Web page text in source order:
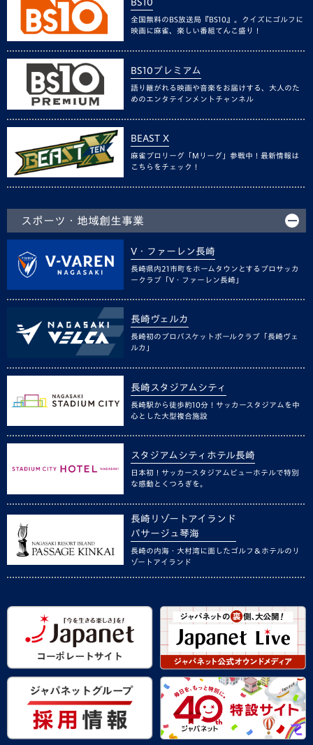
BS10
全国無料のBS放送局『BS10』。クイズにゴルフに
映画に麻雀、楽しい番組てんこ盛り！
BS10プレミアム
語り継がれる映画や音楽をお届けする、大人のた
めのエンタテインメントチャンネル
BEAST X
麻雀プロリーグ「Mリーグ」参戦中！最新情報は
こちらをチェック！
スポーツ・地域創生事業
V・ファーレン長崎
長崎県内21市町をホームタウンとするプロサッカ
ークラブ「V・ファーレン長崎」
長崎ヴェルカ
長崎初のプロバスケットボールクラブ「長崎ヴェ
ルカ」
長崎スタジアムシティ
長崎駅から徒歩約10分！サッカースタジアムを中
心とした大型複合施設
スタジアムシティホテル長崎
日本初！サッカースタジアムビューホテルで特別
な感動とくつろぎを。
長崎リゾートアイランド
パサージュ琴海
長崎の内海・大村湾に面したゴルフ＆ホテルのリ
ゾートアイランド